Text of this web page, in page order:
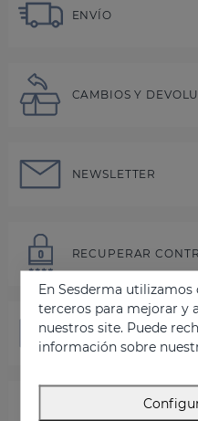
ENVÍO
CAMBIOS Y
NEWSLETTER
RECUPERAR
CONTÁCTANOS
PROMOCIONES
En Sesderma
terceros para mejorar y
nuestros site. Puede
información sobre